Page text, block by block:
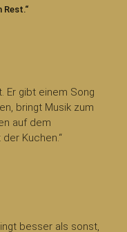
Rest.“
Er gibt einem Song
bringt Musik zum
auf dem
Kuchen.“
besser als sonst,